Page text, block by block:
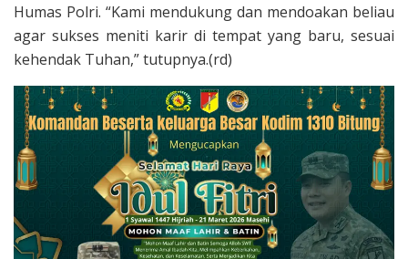
Humas Polri. “Kami mendukung dan mendoakan beliau
agar sukses meniti karir di tempat yang baru, sesuai
kehendak Tuhan,” tutupnya.(rd)